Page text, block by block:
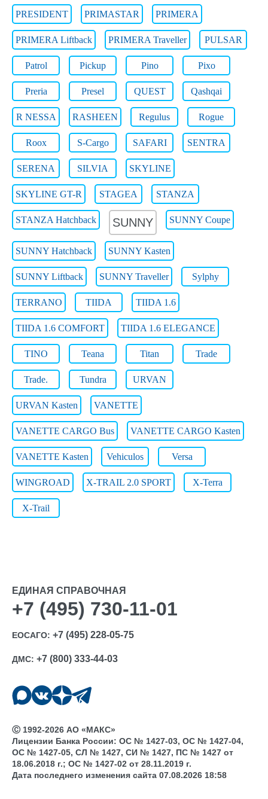
PRESIDENT PRIMASTAR PRIMERA
PRIMERA Liftback PRIMERA Traveller PULSAR
Patrol Pickup Pino Pixo
Preria Presel QUEST Qashqai
R NESSA RASHEEN Regulus Rogue
Roox S-Cargo SAFARI SENTRA
SERENA SILVIA SKYLINE
SKYLINE GT-R STAGEA STANZA
STANZA Hatchback SUNNY SUNNY Coupe
SUNNY Hatchback SUNNY Kasten
SUNNY Liftback SUNNY Traveller Sylphy
TERRANO TIIDA TIIDA 1.6
TIIDA 1.6 COMFORT TIIDA 1.6 ELEGANCE
TINO Teana Titan Trade
Trade. Tundra URVAN
URVAN Kasten VANETTE
VANETTE CARGO Bus VANETTE CARGO Kasten
VANETTE Kasten Vehiculos Versa
WINGROAD X-TRAIL 2.0 SPORT X-Terra
X-Trail
ЕДИНАЯ СПРАВОЧНАЯ
+7 (495) 730-11-01
ЕОСАГО: +7 (495) 228-05-75
ДМС: +7 (800) 333-44-03
Ⓒ 1992-2026 АО «МАКС»
Лицензии Банка России: ОС № 1427-03, ОС № 1427-04,
ОС № 1427-05, СЛ № 1427, СИ № 1427, ПС № 1427 от
18.06.2018 г.; ОС № 1427-02 от 28.11.2019 г.
Дата последнего изменения сайта 07.08.2026 18:58